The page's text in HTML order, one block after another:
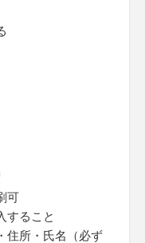
可
すること
住所・氏名（必ず